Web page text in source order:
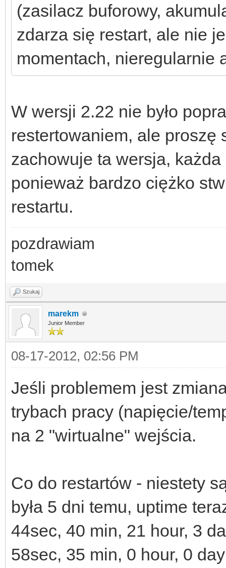
(zasilacz buforowy,
zdarza się restart, ale nie
momentach, nieregularnie
W wersji 2.22 nie było
restertowaniem, ale proszę
zachowuje ta wersja,
ponieważ bardzo ciężko
restartu.
pozdrawiam
tomek
Szukaj
marekm
Junior Member
08-17-2012, 02:56 PM
Jeśli problemem jest
trybach pracy (napięcie/
na 2 "wirtualne" wejścia.
Co do restartów - niestety
była 5 dni temu, uptime
44sec, 40 min, 21 hour, 3
58sec, 35 min, 0 hour, 0